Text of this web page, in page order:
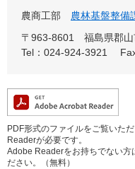
農商工部 農林基盤整備
〒963-8601
福島県郡
Tel：024-924-3921
PDF形式のファイルをご覧いた
Readerが必要です。
Adobe Readerをお持ちでない方
ださい。（無料）